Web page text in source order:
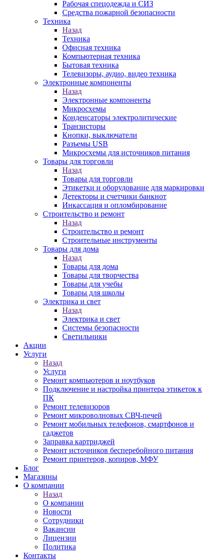
Рабочая спецодежда и СИЗ
Средства пожарной безопасности
Техника
Назад
Техника
Офисная техника
Компьютерная техника
Бытовая техника
Телевизоры, аудио, видео техника
Электронные компоненты
Назад
Электронные компоненты
Микросхемы
Конденсаторы электролитические
Транзисторы
Кнопки, выключатели
Разъемы USB
Микросхемы для источников питания
Товары для торговли
Назад
Товары для торговли
Этикетки и оборудование для маркировки
Детекторы и счетчики банкнот
Инкассация и опломбирование
Строительство и ремонт
Назад
Строительство и ремонт
Строительные инструменты
Товары для дома
Назад
Товары для дома
Товары для творчества
Товары для учебы
Товары для школы
Электрика и свет
Назад
Электрика и свет
Системы безопасности
Светильники
Акции
Услуги
Назад
Услуги
Ремонт компьютеров и ноутбуков
Подключение и настройка принтера этикеток к
ПК
Ремонт телевизоров
Ремонт микроволновых СВЧ-печей
Ремонт мобильных телефонов, смартфонов и
гаджетов
Заправка картриджей
Ремонт источников бесперебойного питания
Ремонт принтеров, копиров, МФУ
Блог
Магазины
О компании
Назад
О компании
Новости
Сотрудники
Вакансии
Лицензии
Политика
Контакты